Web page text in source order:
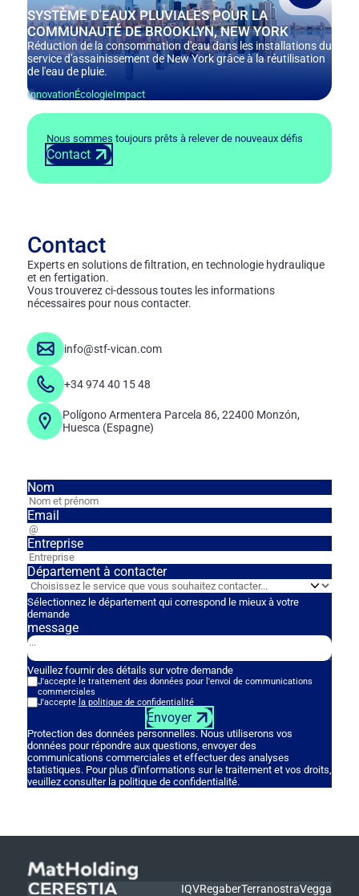
SYSTÈME D'EAUX PLUVIALES POUR LA
COMMUNAUTÉ DE BROOKLYN, NEW YORK
Réduction de la consommation d'eau dans les installations du
service d'assainissement de New York grâce à la réutilisation
de l'eau de pluie.
InnovationÉcologieImpact
Nous sommes toujours prêts à relever de nouveaux défis
Contact
Contact
Experts en solutions de filtration, en technologie hydraulique
et en fertigation.
Vous trouverez ci-dessous toutes les informations
nécessaires pour nous contacter.
info@stf-vican.com
+34 974 40 15 48
Polígono Armentera Parcela 86, 22400 Monzón,
Huesca (Espagne)
Nom
Email
Entreprise
Département à contacter
Sélectionnez le département qui correspond le mieux à votre
demande
message
Veuillez fournir des détails sur votre demande
J'accepte le traitement des données pour l'envoi de communications
commerciales
J'accepte la politique de confidentialité
Envoyer
Protection des données personnelles. Nous utiliserons vos
données pour répondre aux questions, envoyer des
communications commerciales et effectuer des analyses
statistiques. Pour plus d'informations sur le traitement et vos droits,
veuillez consulter la politique de confidentialité.
IQVRegaberTerranostraVegga